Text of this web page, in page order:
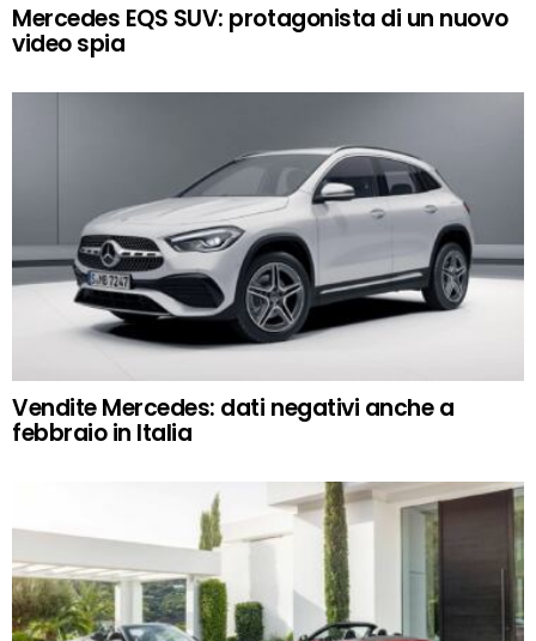
Mercedes EQS SUV: protagonista di un nuovo
video spia
Vendite Mercedes: dati negativi anche a
febbraio in Italia